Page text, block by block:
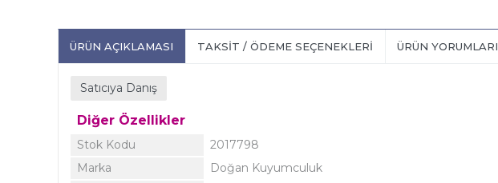
ÜRÜN AÇIKLAMASI TAKSIT / ÖDEME SEÇENEKLERI ÜRÜN YORUMLARI
Satıcıya Danış
Diğer Özellikler
Stok Kodu
2017798
Marka
Doğan Kuyumculuk